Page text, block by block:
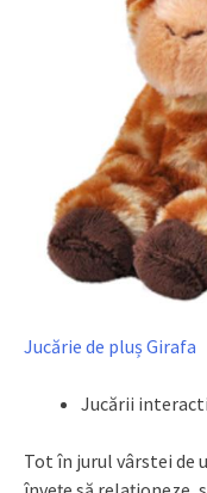
Jucărie de pluș Girafa
Jucării
Tot în jurul vârstei de